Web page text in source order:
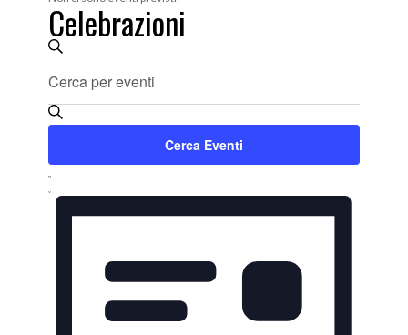
Celebrazioni
Eventi
Ricerca
e
viste
Navigazione
Parola
Chiave.
Cerca
per
Parola
Chiave.
Cerca Eventi
Evento
Viste
Navigazione